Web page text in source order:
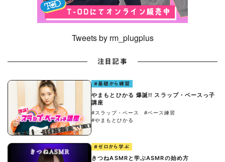
Tweets by rm_plugplus
注目記事
#基礎から練習
やまもとひかる 爆誕!! スラップ・ベースっ子
講座
#スラップ・ベース
#ベース練習
#やまもとひかる
#ゼロから学ぶ
きつねASMRと学ぶASMRの始め方